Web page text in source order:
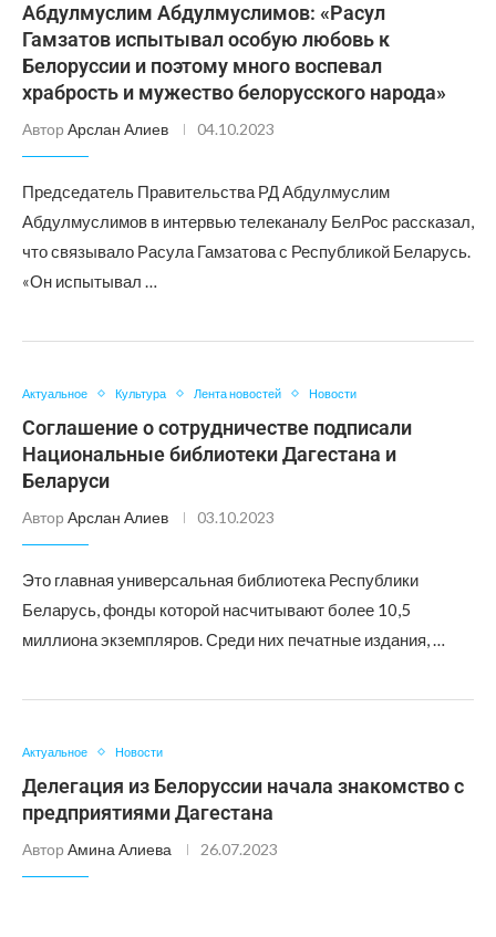
Абдулмуслим Абдулмуслимов: «Расул
Гамзатов испытывал особую любовь к
Белоруссии и поэтому много воспевал
храбрость и мужество белорусского народа»
Автор Арслан Алиев 04.10.2023
Председатель Правительства РД Абдулмуслим
Абдулмуслимов в интервью телеканалу БелРос рассказал,
что связывало Расула Гамзатова с Республикой Беларусь.
«Он испытывал …
Актуальное Культура Лента новостей Новости
Соглашение о сотрудничестве подписали
Национальные библиотеки Дагестана и
Беларуси
Автор Арслан Алиев 03.10.2023
Это главная универсальная библиотека Республики
Беларусь, фонды которой насчитывают более 10,5
миллиона экземпляров. Среди них печатные издания, …
Актуальное Новости
Делегация из Белоруссии начала знакомство с
предприятиями Дагестана
Автор Амина Алиева 26.07.2023